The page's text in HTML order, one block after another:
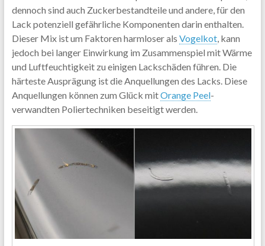
dennoch sind auch Zuckerbestandteile und andere, für den
Lack potenziell gefährliche Komponenten darin enthalten.
Dieser Mix ist um Faktoren harmloser als Vogelkot, kann
jedoch bei langer Einwirkung im Zusammenspiel mit Wärme
und Luftfeuchtigkeit zu einigen Lackschäden führen. Die
härteste Ausprägung ist die Anquellungen des Lacks. Diese
Anquellungen können zum Glück mitOrange Peel-
verwandten Poliertechniken beseitigt werden.